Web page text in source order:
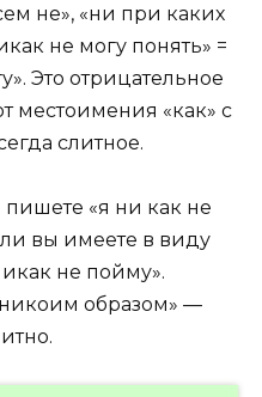
не», «ни при каких
не могу понять» =
Это отрицательное
местоимения «как» с
слитное.
«я ни как не
вы имеете в виду
не пойму».
образом» —